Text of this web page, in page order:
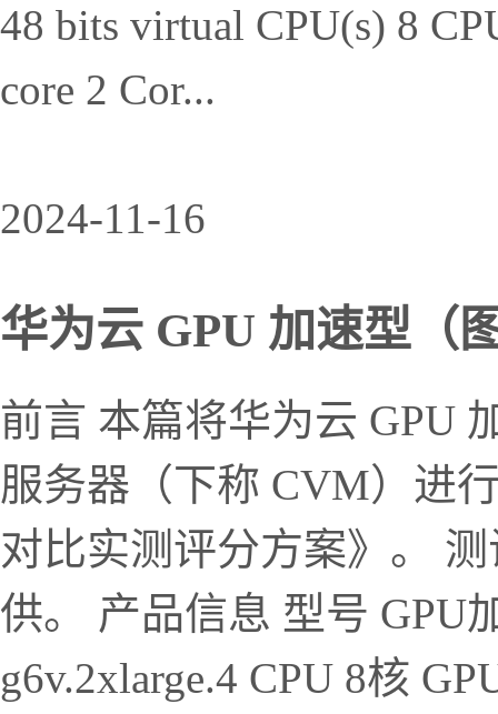
48 bits virtual CPU(s) 8
core 2 Cor...
2024-11-16
华为云 GPU 加速型（
前言 本篇将华为云 GPU
服务器（下称 CVM）进
对比实测评分方案》。
供。 产品信息 型号 GPU
g6v.2xlarge.4 CPU 8核